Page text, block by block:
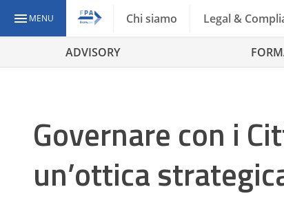
MENU Chi siamo Legal &
ADVISORY
Governare con i
un’ottica